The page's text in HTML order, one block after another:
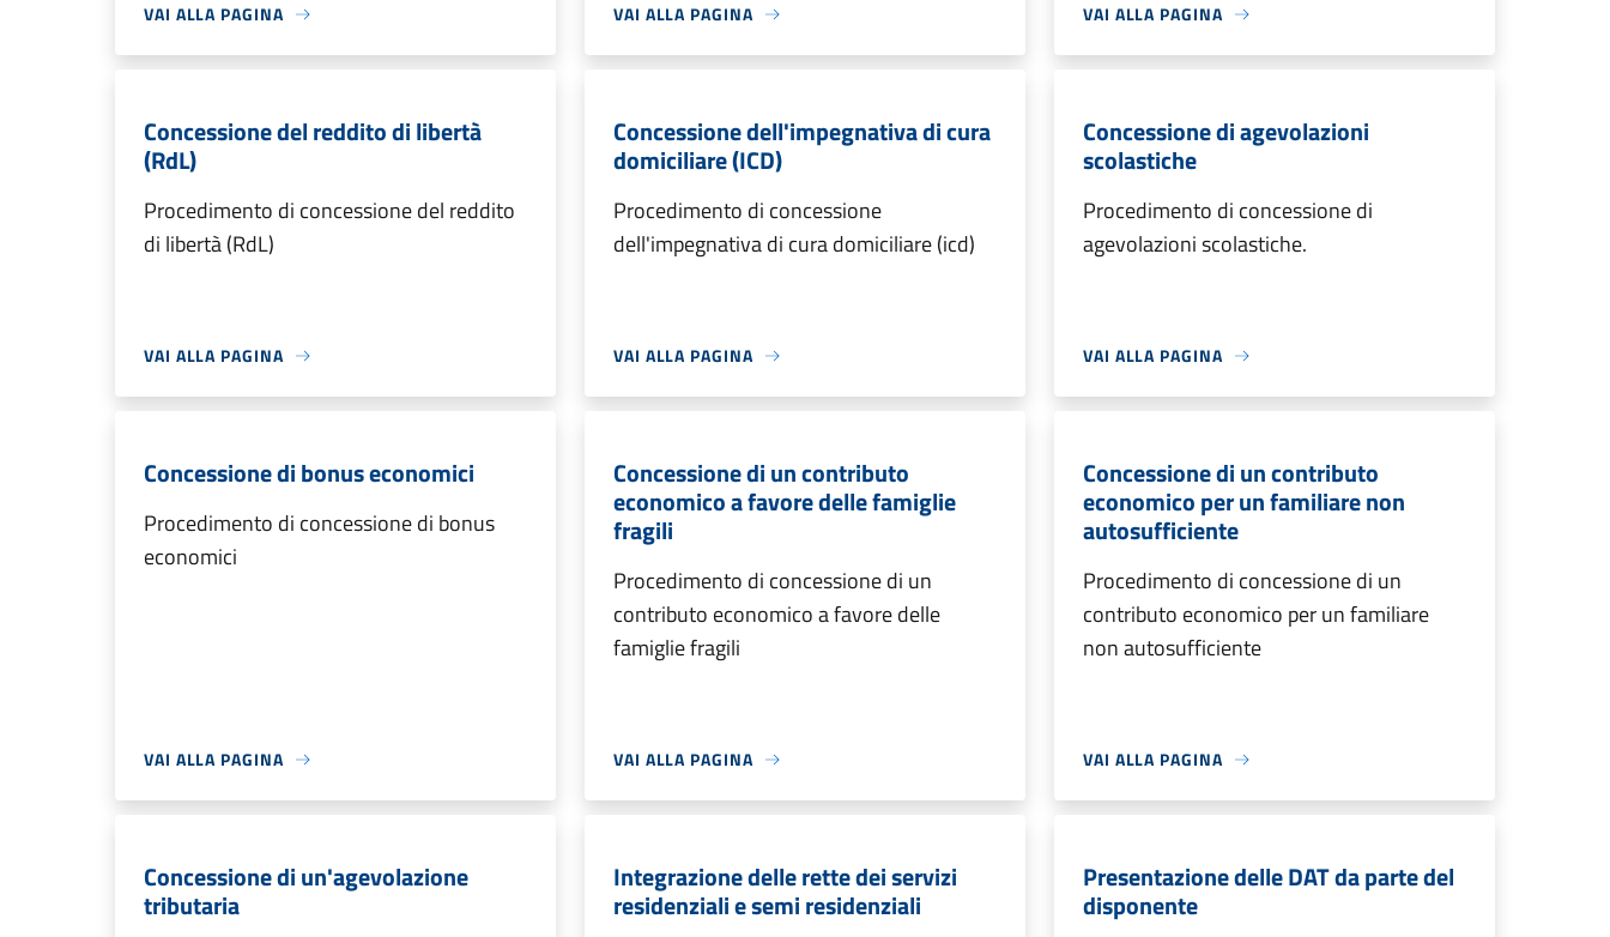
VAI ALLA PAGINA VAI ALLA PAGINA VAI ALLA PAGINA
Concessione del reddito di libertà
(RdL)
Procedimento di concessione del reddito
di libertà (RdL)
VAI ALLA PAGINA
Concessione dell'impegnativa di cura
domiciliare (ICD)
Procedimento di concessione
dell'impegnativa di cura domiciliare (icd)
VAI ALLA PAGINA
Concessione di agevolazioni
scolastiche
Procedimento di concessione di
agevolazioni scolastiche.
VAI ALLA PAGINA
Concessione di bonus economici
Procedimento di concessione di bonus
economici
VAI ALLA PAGINA
Concessione di un contributo
economico a favore delle famiglie
fragili
Procedimento di concessione di un
contributo economico a favore delle
famiglie fragili
VAI ALLA PAGINA
Concessione di un contributo
economico per un familiare non
autosufficiente
Procedimento di concessione di un
contributo economico per un familiare
non autosufficiente
VAI ALLA PAGINA
Concessione di un'agevolazione
tributaria
Integrazione delle rette dei servizi
residenziali e semi residenziali
Presentazione delle DAT da parte del
disponente